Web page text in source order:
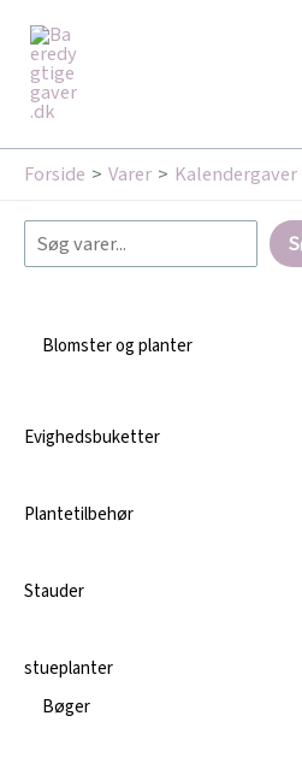
indholdet
Forside Varer
Søg
Blomster og planter
Evighedsbuketter
Plantetilbehør
Stauder
stueplanter
Bøger